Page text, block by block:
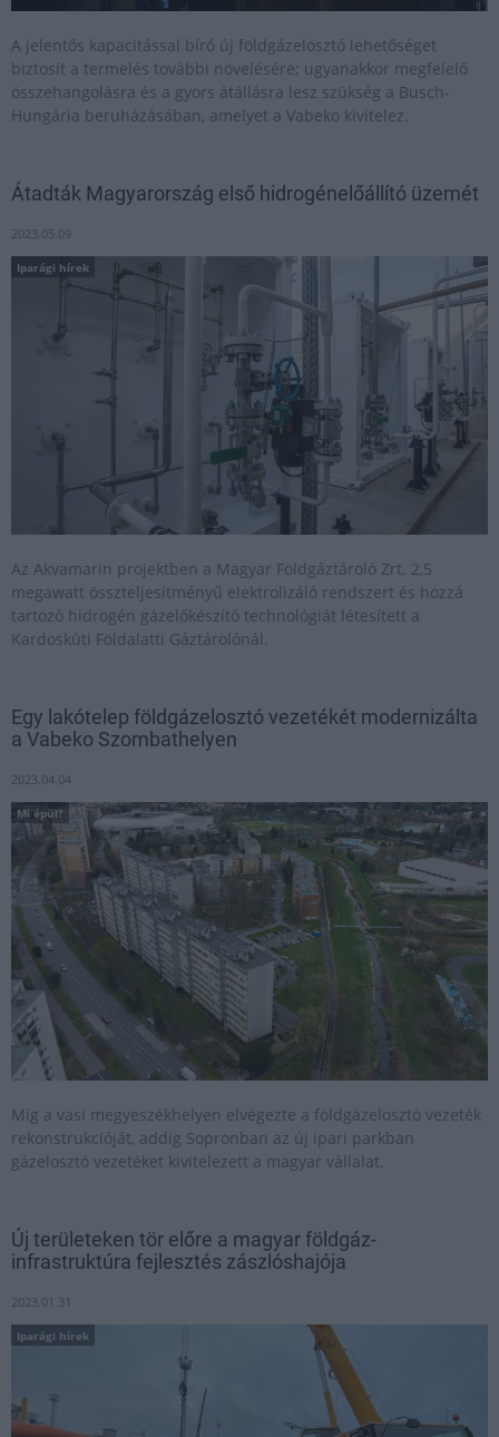
A jelentős kapacitással bíró új földgázelosztó lehetőséget
biztosít a termelés további növelésére; ugyanakkor megfelelő
összehangolásra és a gyors átállásra lesz szükség a Busch-
Hungária beruházásában, amelyet a Vabeko kivitelez.
Átadták Magyarország első hidrogénelőállító üzemét
2023.05.09
Iparági hírek
Az Akvamarin projektben a Magyar Földgáztároló Zrt. 2,5
megawatt összteljesítményű elektrolizáló rendszert és hozzá
tartozó hidrogén gázelőkészítő technológiát létesített a
Kardoskúti Földalatti Gáztárolónál.
Egy lakótelep földgázelosztó vezetékét modernizálta
a Vabeko Szombathelyen
2023.04.04
Mi épül?
Míg a vasi megyeszékhelyen elvégezte a földgázelosztó vezeték
rekonstrukcióját, addig Sopronban az új ipari parkban
gázelosztó vezetéket kivitelezett a magyar vállalat.
Új területeken tör előre a magyar földgáz-
infrastruktúra fejlesztés zászlóshajója
2023.01.31
Iparági hírek